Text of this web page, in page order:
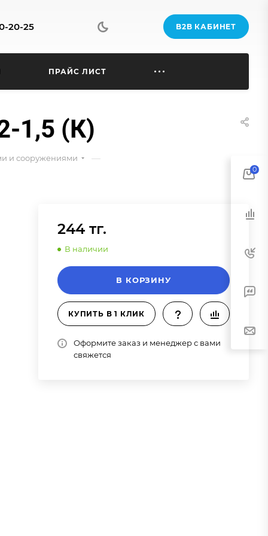
20-25 B2B КАБИНЕТ
ПРАЙС ЛИСТ
1,5 (К)
и сооружениями —
244 тг.
В наличии
В КОРЗИНУ
КУПИТЬ В 1 КЛИК
Оформите заказ и менеджер с вами
свяжется
0